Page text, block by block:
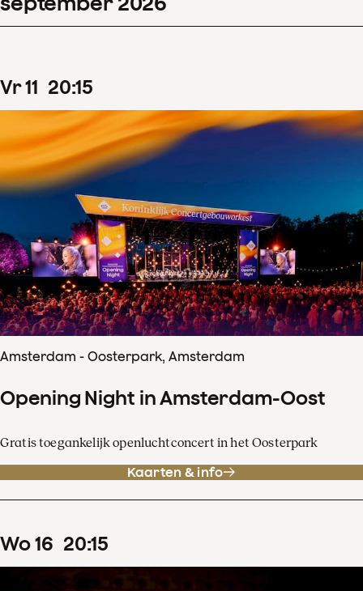
vr11 20:15
Amsterdam - Oosterpark, Amsterdam
Opening Night in Amsterdam-Oost
Gratis toegankelijk openluchtconcert in het Oosterpark
Kaarten & info
wo16 20:15